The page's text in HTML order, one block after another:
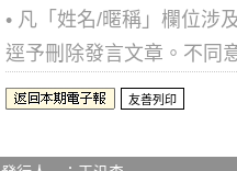
• 凡「姓名/暱稱」欄位涉
逕予刪除發言文章。不同